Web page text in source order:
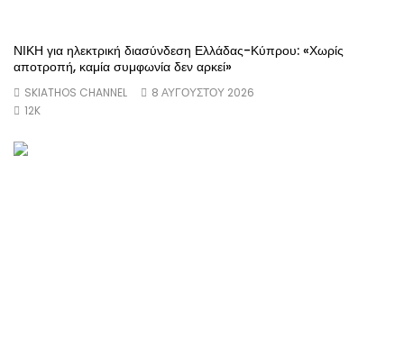
ΝΙΚΗ για ηλεκτρική διασύνδεση Ελλάδας-Κύπρου: «Χωρίς
αποτροπή, καμία συμφωνία δεν αρκεί»
SKIATHOS CHANNEL
8 ΑΥΓΟΎΣΤΟΥ 2026
12K